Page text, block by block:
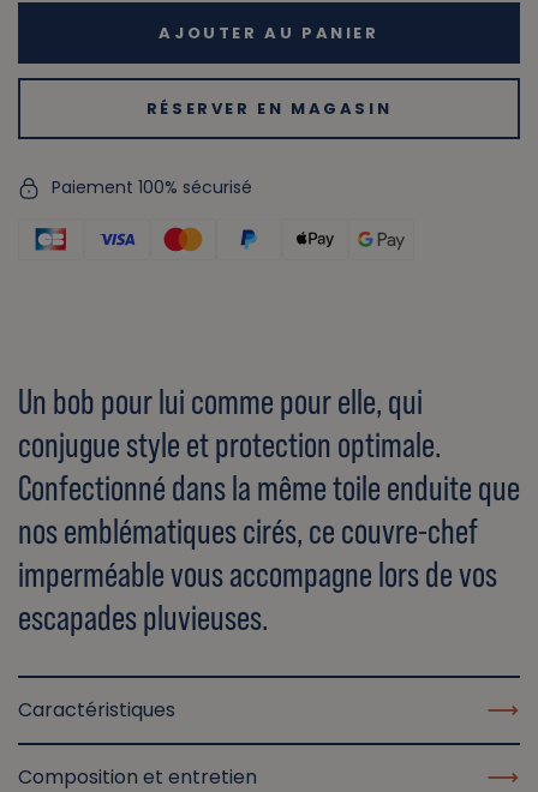
AJOUTER AU PANIER
RÉSERVER EN MAGASIN
Paiement 100% sécurisé
Un bob pour lui comme pour elle, qui
conjugue style et protection optimale.
Confectionné dans la même toile enduite que
nos emblématiques cirés, ce couvre-chef
imperméable vous accompagne lors de vos
escapades pluvieuses.
Caractéristiques
Composition et entretien